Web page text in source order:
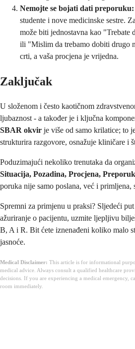
Nemojte se bojati dati preporuku:
studente i nove medicinske sestre.
može biti jednostavna kao "Trebate
ili "Mislim da trebamo dobiti drugo
crti, a vaša procjena je vrijedna.
Zaključak
U složenom i često kaotičnom
ljubaznost - a također je i ključna
SBAR okvir je više od samo krilatice; to
strukturira razgovore, osnažuje kliničare i
Poduzimajući nekoliko trenutaka da
Situacija, Pozadina, Procjena,
poruka nije samo poslana, već i primljena,
Spremni za primjenu u praksi? Sljedeći
ažuriranje o pacijentu, uzmite ljepljivu
B, A i R. Bit ćete iznenađeni koliko malo
jasnoće.
Medical Disclaimer: This article is for informational
medical advice. Always consult a qualified healthcare
decisions. If you are experiencing a medical emergency,
room immediately.